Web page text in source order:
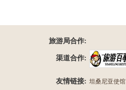
旅游局合作:
渠道合作:
友情链接: 坦桑尼亚使馆